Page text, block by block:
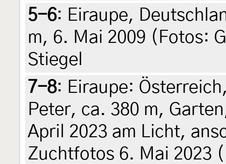
5-6: Eiraupe,
m, 6. Mai 2009 (Fotos:
Stiegel
7-8: Eiraupe:
Peter, ca. 380 m,
April 2023 am Licht,
Zuchtfotos 6. Mai 2023